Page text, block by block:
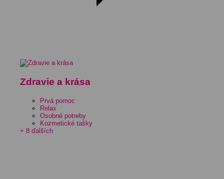
Zdravie a krása
Prvá pomoc
Relax
Osobné potreby
Kozmetické tašky
+ 8 ďalších